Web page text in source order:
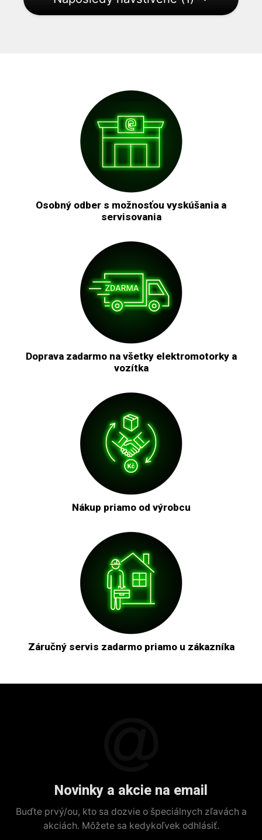
Osobný odber s možnosťou vyskúšania a
servisovania
Doprava zadarmo na všetky elektromotorky a
vozítka
Nákup priamo od výrobcu
Záručný servis zadarmo priamo u zákazníka
Novinky a akcie na email
Buďte prvý/ou, kto sa dozvie o špeciálnych zľavách a
akciách. Môžete sa kedykoľvek odhlásiť.